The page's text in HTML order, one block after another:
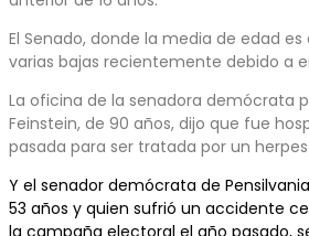
El Senado, donde la media de edad
varias bajas recientemente debido a
La oficina de la senadora demócrata
Feinstein, de 90 años, dijo que fue
pasada para ser tratada por un
Y el senador demócrata de
53 años y quien sufrió un accidente
la campaña electoral el año pasado,